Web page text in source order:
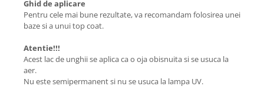
Ghid de aplicare
Pentru cele mai bune rezultate, va recomandam folosirea unei
baze si a unui top coat.
Atentie!!!
Acest lac de unghii se aplica ca o oja obisnuita si se usuca la
aer.
Nu este semipermanent si nu se usuca la lampa UV.